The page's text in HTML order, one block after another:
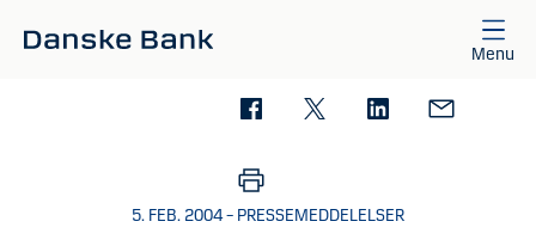
Menu
5. FEB. 2004 – PRESSEMEDDELELSER